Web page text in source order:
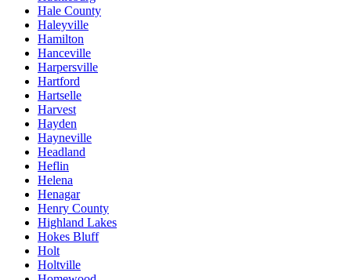
Hale County
Haleyville
Hamilton
Hanceville
Harpersville
Hartford
Hartselle
Harvest
Hayden
Hayneville
Headland
Heflin
Helena
Henagar
Henry County
Highland Lakes
Hokes Bluff
Holt
Holtville